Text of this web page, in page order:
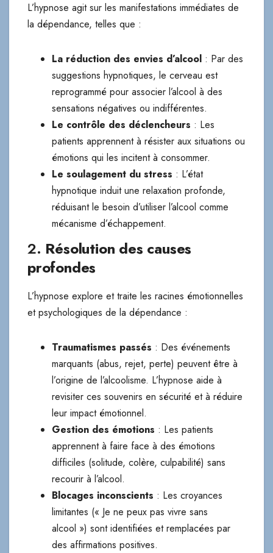
L’hypnose agit sur les manifestations immédiates de
la dépendance, telles que :
La réduction des envies d’alcool : Par des
suggestions hypnotiques, le cerveau est
reprogrammé pour associer l’alcool à des
sensations négatives ou indifférentes.
Le contrôle des déclencheurs : Les
patients apprennent à résister aux situations ou
émotions qui les incitent à consommer.
Le soulagement du stress : L’état
hypnotique induit une relaxation profonde,
réduisant le besoin d’utiliser l’alcool comme
mécanisme d’échappement.
2. Résolution des causes
profondes
L’hypnose explore et traite les racines émotionnelles
et psychologiques de la dépendance :
Traumatismes passés : Des événements
marquants (abus, rejet, perte) peuvent être à
l’origine de l’alcoolisme. L’hypnose aide à
revisiter ces souvenirs en sécurité et à réduire
leur impact émotionnel.
Gestion des émotions : Les patients
apprennent à faire face à des émotions
difficiles (solitude, colère, culpabilité) sans
recourir à l’alcool.
Blocages inconscients : Les croyances
limitantes (« Je ne peux pas vivre sans
alcool ») sont identifiées et remplacées par
des affirmations positives.